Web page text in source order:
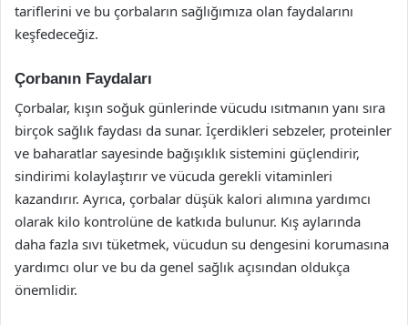
tariflerini ve bu çorbaların sağlığımıza olan faydalarını
keşfedeceğiz.
Çorbanın Faydaları
Çorbalar, kışın soğuk günlerinde vücudu ısıtmanın yanı sıra
birçok sağlık faydası da sunar. İçerdikleri sebzeler, proteinler
ve baharatlar sayesinde bağışıklık sistemini güçlendirir,
sindirimi kolaylaştırır ve vücuda gerekli vitaminleri
kazandırır. Ayrıca, çorbalar düşük kalori alımına yardımcı
olarak kilo kontrolüne de katkıda bulunur. Kış aylarında
daha fazla sıvı tüketmek, vücudun su dengesini korumasına
yardımcı olur ve bu da genel sağlık açısından oldukça
önemlidir.